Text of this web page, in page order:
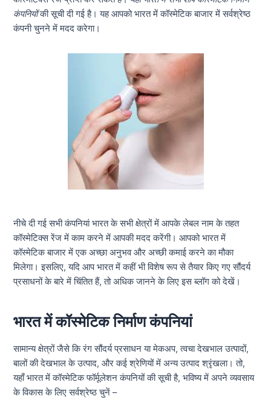
कंपनियोंकी सूची दी गई है। यह आपको भारत में कॉस्मेटिक बाजार में सर्वश्रेष्ठ
कंपनी चुनने में मदद करेगा।
नीचे दी गई सभी कंपनियां भारत के सभी क्षेत्रों में आपके लेबल नाम के तहत
कॉस्मेटिक्स रेंज में काम करने में आपकी मदद करेंगी। आपको भारत में
कॉस्मेटिक बाजार में एक अच्छा अनुभव और अच्छी कमाई करने का मौका
मिलेगा। इसलिए, यदि आप भारत में कहीं भी विशेष रूप से तैयार किए गए सौंदर्य
प्रसाधनों के बारे में चिंतित हैं, तो अधिक जानने के लिए इस ब्लॉग को देखें।
भारत में कॉस्मेटिक निर्माण कंपनियां
सामान्य क्षेत्रों जैसे कि रंग सौंदर्य प्रसाधन या मेकअप, त्वचा देखभाल उत्पादों,
बालों की देखभाल के उत्पाद, और कई श्रेणियों में अन्य उत्पाद श्रृंखला। तो,
यहाँ भारत में कॉस्मेटिक फॉर्मूलेशन कंपनियों की सूची है, भविष्य में अपने व्यवसाय
के विकास के लिए सर्वश्रेष्ठ चुनें –